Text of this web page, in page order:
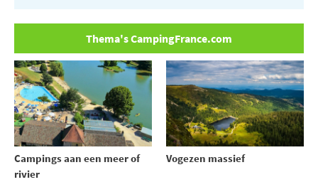
Thema's CampingFrance.com
Campings aan een meer of
rivier
Vogezen massief